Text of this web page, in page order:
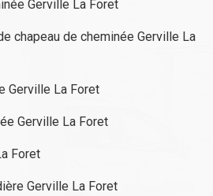
Gerville La Foret
chapeau de cheminée Gerville La
Gerville La Foret
Gerville La Foret
Foret
Gerville La Foret